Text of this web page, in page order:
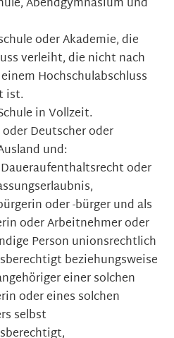
Abendgymnasium und
oder Akademie, die
verleiht, die nicht nach
Hochschulabschluss
ist.
in Vollzeit.
Deutscher oder
und:
oder
oder -bürger und als
oder Arbeitnehmer oder
Person unionsrechtlich
beziehungsweise
einer solchen
oder eines solchen
selbst